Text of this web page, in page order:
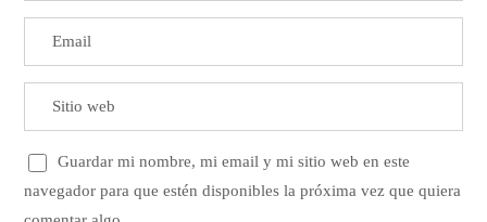
Guardar mi nombre, mi email y mi sitio web en este
navegador para que estén disponibles la próxima vez que quiera